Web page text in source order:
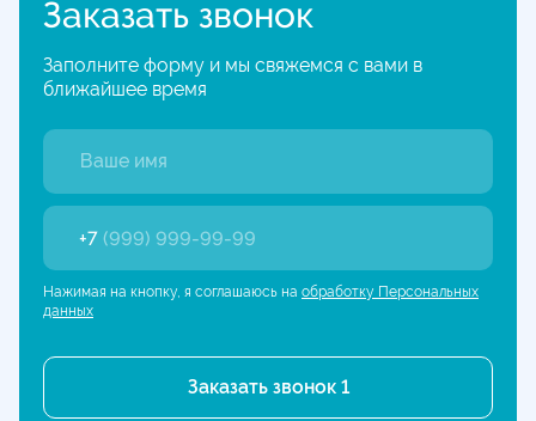
Заказать звонок
Заполните форму и мы свяжемся с вами в
ближайшее время
+7 (999) 999-99-99
Нажимая на кнопку, я соглашаюсь на обработку Персональных
данных